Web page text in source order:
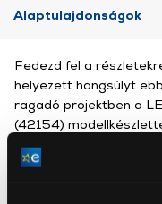
Alaptulajdonságok
Fedezd fel a
helyezett hangsúlyt
ragadó projektben a
(42154)
meghajtás
kerekek önálló